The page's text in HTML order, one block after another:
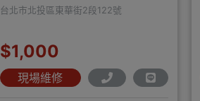
台北市北投區東華街2段122號
$1,000
現場維修